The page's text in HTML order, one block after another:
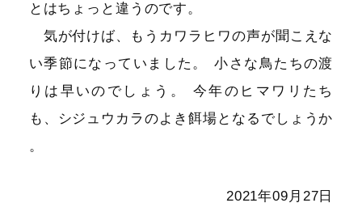
とはちょっと違うのです。
気が付けば、もうカワラヒワの声が聞こえな
い季節になっていました 。
小さな鳥たちの渡
りは早いのでしょう 。
今年のヒマワリたち
も、シジュウカラのよき餌場となるでしょうか
。
2021年09月27日